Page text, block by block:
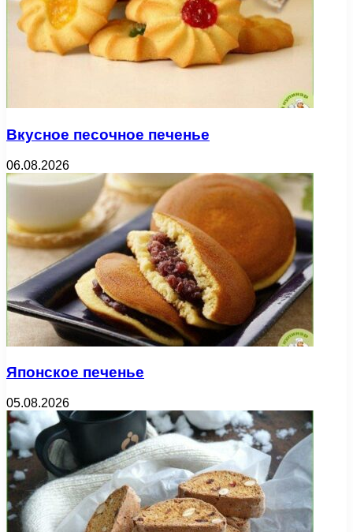
Вкусное песочное печенье
06.08.2026
Японское печенье
05.08.2026